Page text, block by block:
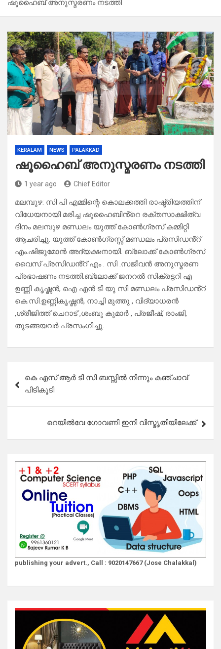
ഷൂഹൈബ് അനുസ്മരണം നടത്തി
KERALAM NEWS PALAKKAD
ഷൂഹൈബ് അനുസ്മരണം നടത്തി
1 year ago Chief Editor
മലമ്പുഴ: സി പി എമ്മിന്റെ കൊലക്കത്തി രാഷ്ട്രിയത്തിന്
വിധേയനായി മരിച്ച ഷുഹൈബിൻ്റെ രക്തസാക്ഷിത്വ
ദിനം മലമ്പുഴ മണ്ഡലം യുത്ത് കോൺഗ്രസ് കമ്മിറ്റി
ആചരിച്ചു. യുത്ത് കോൺഗ്രസ്സ് മണ്ഡലം പ്രസിഡൻ്റ്
എം.ഷിജുമോൻ അദ്യക്ഷനായി. ബ്ലോക്ക് കോൺഗ്രസ്
വൈസ് പ്രസിഡൻ്റ് എം . സി .സജീവൻ അനുസ്മരണ
പ്രഭാഷണം നടത്തി.ബ്ലോക്ക് ജനറൽ സിക്രട്ടറി എ
ഉണ്ണി കൃഷ്ണൻ, ഐ എൻ ടി യു സി മണ്ഡലം പ്രസിഡൻ്റ്
കെ.സി.ഉണ്ണികൃഷ്ണൻ, നാച്ചി മുത്തു , വിദ്യാധരൻ
,ശ്രീജിത്ത് ചെറാട് ,ശംബു കുമാർ , പ്രജീഷ്, രാംജി,
തുടങ്ങയവർ പ്രസംഗിച്ചു.
navigation
കെ എസ് ആർ ടി സി ബസ്സിൽ നിന്നും കഞ്ചാവ്
പിടികൂടി
റെയിൽവേ ഗോവണി ഇനി വിസ്മൃതിയിലേക്ക്
publishing your advert., Call : 9020147667 (Jose Chalakkal)